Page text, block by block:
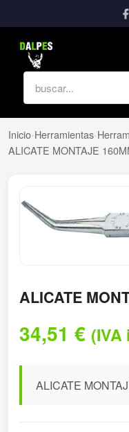
Inicio›Herramientas›
ALICATE MONTAJE
ALICATE
34,51 € (IVA
ALICATE